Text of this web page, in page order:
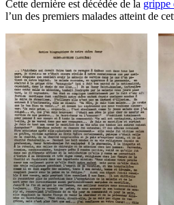
Cette dernière est décédée de la grippe
l’un des premiers malades atteint de